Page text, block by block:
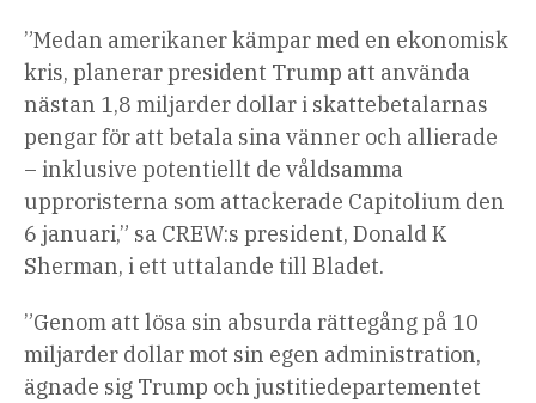
”Medan amerikaner kämpar med en ekonomisk
kris, planerar president Trump att använda
nästan 1,8 miljarder dollar i skattebetalarnas
pengar för att betala sina vänner och allierade
– inklusive potentiellt de våldsamma
upproristerna som attackerade Capitolium den
6 januari,” sa CREW:s president, Donald K
Sherman, i ett uttalande till Bladet.
”Genom att lösa sin absurda rättegång på 10
miljarder dollar mot sin egen administration,
ägnade sig Trump och justitiedepartementet